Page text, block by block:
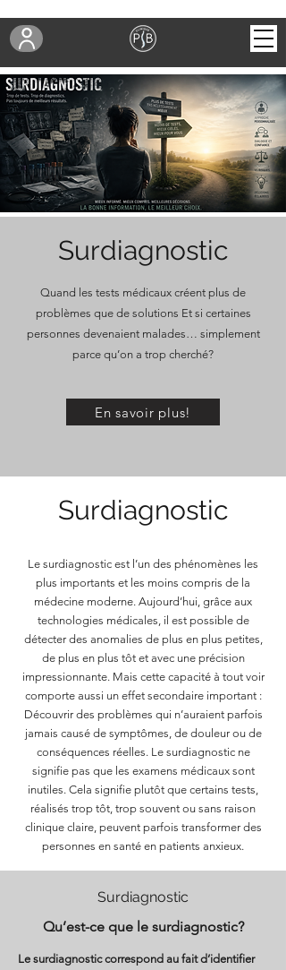
Surdiagnostic
Quand les tests médicaux créent plus de
problèmes que de solutions Et si certaines
personnes devenaient malades… simplement
parce qu’on a trop cherché?
En savoir plus!
Surdiagnostic
Le surdiagnostic est l’un des phénomènes les
plus importants et les moins compris de la
médecine moderne. Aujourd’hui, grâce aux
technologies médicales, il est possible de
détecter des anomalies de plus en plus petites,
de plus en plus tôt et avec une précision
impressionnante. Mais cette capacité à tout voir
comporte aussi un effet secondaire important :
Découvrir des problèmes qui n’auraient parfois
jamais causé de symptômes, de douleur ou de
conséquences réelles. Le surdiagnostic ne
signifie pas que les examens médicaux sont
inutiles. Cela signifie plutôt que certains tests,
réalisés trop tôt, trop souvent ou sans raison
clinique claire, peuvent parfois transformer des
personnes en santé en patients anxieux.
Surdiagnostic
Qu’est-ce que le surdiagnostic?
Le surdiagnostic correspond au fait d’identifier